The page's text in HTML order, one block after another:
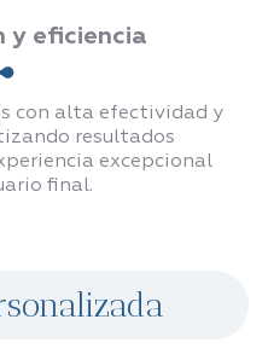
y eficiencia
con alta efectividad y
resultados
excepcional
final.